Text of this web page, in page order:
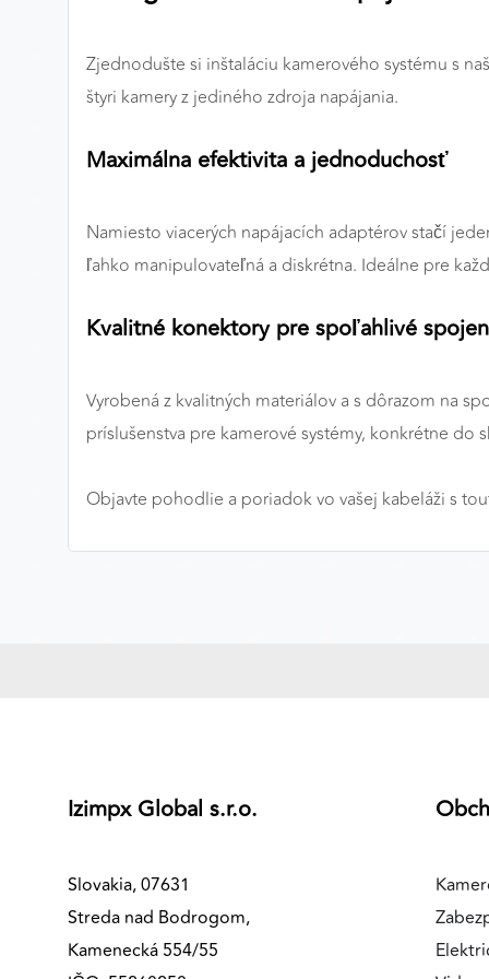
Zjednodušte si inštaláciu kamerového systému s
štyri kamery z jediného zdroja napájania.
Maximálna efektivita a jednoduchosť
Namiesto viacerých napájacích adaptérov stačí
ľahko manipulovateľná a diskrétna. Ideálne pre
Kvalitné konektory pre spoľahlivé
Vyrobená z kvalitných materiálov a s dôrazom na
príslušenstva pre kamerové systémy, konkrétne do
Objavte pohodlie a poriadok vo vašej kabeláži s
Izimpx Global s.r.o.
Slovakia, 07631
Streda nad Bodrogom,
Kamenecká 554/55
Analytické cookies nám umožňujú meranie výkonu
pomocou týchto cookies spracovávame anonymne a
súhrnne, bez použitia identifikátorov, ktoré ukazujú na
našich stránok.
Google Analytics
Poskytovateľ: Google
Marketingové cookies sa používajú na sledovanie